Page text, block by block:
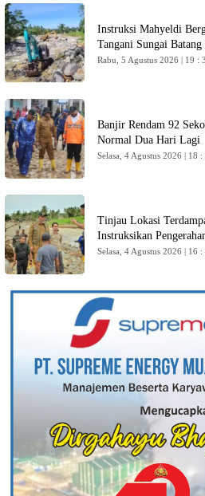
Instruksi Mahyeldi
Tangani Sungai Batang
Rabu, 5 Agustus 2026 | 19 :
Banjir Rendam 92
Normal Dua Hari Lagi
Selasa, 4 Agustus 2026 | 18 :
Tinjau Lokasi
Instruksikan
Selasa, 4 Agustus 2026 | 16 :